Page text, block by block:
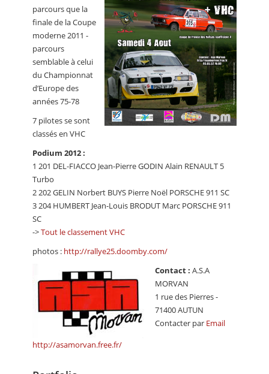
parcours que la
finale de la Coupe
moderne 2011 -
parcours
semblable à celui
du Championnat
d’Europe des
années 75-78
7 pilotes se sont
classés en VHC
Podium 2012 :
1 201 DEL-FIACCO Jean-Pierre GODIN Alain RENAULT 5
Turbo
2 202 GELIN Norbert BUYS Pierre Noël PORSCHE 911 SC
3 204 HUMBERT Jean-Louis BRODUT Marc PORSCHE 911
SC
->Tout le classement VHC
photos : http://rallye25.doomby.com/
Contact : A.S.A
MORVAN
1 rue des Pierres -
71400 AUTUN
Contacter par Email
http://asamorvan.free.fr/